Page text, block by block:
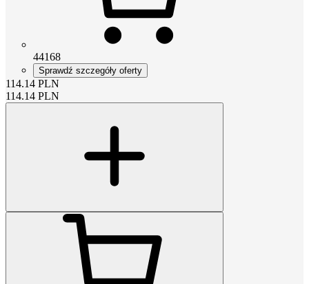
44168
Sprawdź szczegóły oferty
114.14 PLN
114.14 PLN